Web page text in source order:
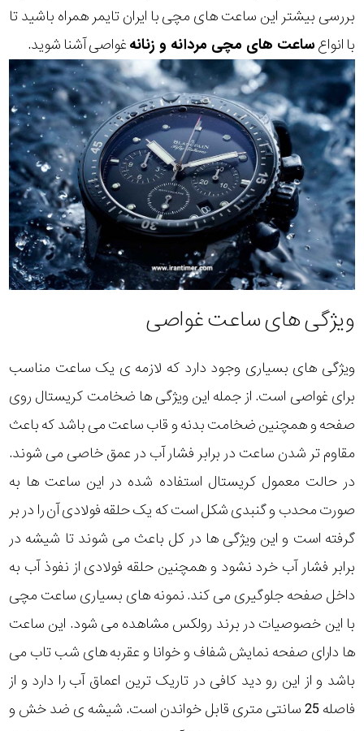
بررسی بیشتر این ساعت های مچی با ایران تایمر همراه باشید تا
با انواعساعت های مچی مردانه و زنانهغواصی آشنا شوید.
ویژگی های ساعت غواصی
ویژگی های بسیاری وجود دارد که لازمه ی یک ساعت مناسب
برای غواصی است. از جمله این ویژگی ها ضخامت کریستال روی
صفحه و همچنین ضخامت بدنه و قاب ساعت می باشد که باعث
مقاوم تر شدن ساعت در برابر فشار آب در عمق خاصی می شوند.
در حالت معمول کریستال استفاده شده در این ساعت ها به
صورت محدب و گنبدی شکل است که یک حلقه فولادی آن را در بر
گرفته است و این ویژگی ها در کل باعث می شوند تا شیشه در
برابر فشار آب خرد نشود و همچنین حلقه فولادی از نفوذ آب به
داخل صفحه جلوگیری می کند. نمونه های بسیاری ساعت مچی
با این خصوصیات در برند رولکس مشاهده می شود. این ساعت
ها دارای صفحه نمایش شفاف و خوانا و عقربه های شب تاب می
باشد و از این رو دید کافی در تاریک ترین اعماق آب را دارد و از
فاصله 25 سانتی متری قابل خواندن است. شیشه ی ضد خش و